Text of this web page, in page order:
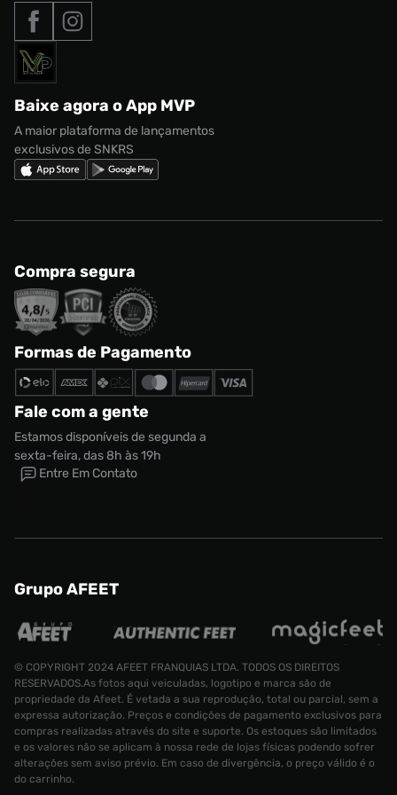
Roupas
Acessórios
Marcas
Nike Air Max
adidas Adi2000
adidas Campus
Nike Shox
Nossas lojas
Termos de uso
Política de privacidade
Regulamento CRM/ CASHBACK
Regulamento Cupom
Tipos de entrega
Formas de Pagamento
Solicite seus dados
Baixe agora o App MVP
A maior plataforma de lançamentos
exclusivos de SNKRS
Compra segura
Formas de Pagamento
Fale com a gente
Estamos disponíveis de segunda a
sexta-feira, das 8h às 19h
Entre Em Contato
Grupo AFEET
© COPYRIGHT 2024 AFEET FRANQUIAS LTDA. TODOS OS DIREITOS
RESERVADOS.As fotos aqui veiculadas, logotipo e marca são de
propriedade da Afeet. É vetada a sua reprodução, total ou parcial, sem a
expressa autorização. Preços e condições de pagamento exclusivos para
compras realizadas através do site e suporte. Os estoques são limitados
e os valores não se aplicam à nossa rede de lojas físicas podendo sofrer
alterações sem aviso prévio. Em caso de divergência, o preço válido é o
do carrinho.